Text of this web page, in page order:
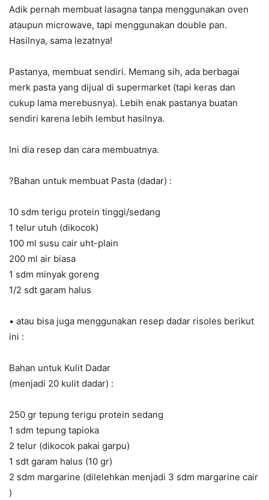
Adik pernah membuat lasagna tanpa menggunakan oven
ataupun microwave, tapi menggunakan double pan.
Hasilnya, sama lezatnya!
Pastanya, membuat sendiri. Memang sih, ada berbagai
merk pasta yang dijual di supermarket (tapi keras dan
cukup lama merebusnya). Lebih enak pastanya buatan
sendiri karena lebih lembut hasilnya.
Ini dia resep dan cara membuatnya.
?Bahan untuk membuat Pasta (dadar) :
10 sdm terigu protein tinggi/sedang
1 telur utuh (dikocok)
100 ml susu cair uht-plain
200 ml air biasa
1 sdm minyak goreng
1/2 sdt garam halus
• atau bisa juga menggunakan resep dadar risoles berikut
ini :
Bahan untuk Kulit Dadar
(menjadi 20 kulit dadar) :
250 gr tepung terigu protein sedang
1 sdm tepung tapioka
2 telur (dikocok pakai garpu)
1 sdt garam halus (10 gr)
2 sdm margarine (dilelehkan menjadi 3 sdm margarine cair
)